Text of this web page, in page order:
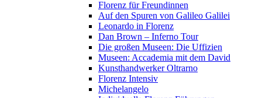
Florenz für Freundinnen
Auf den Spuren von Galileo Galilei
Leonardo in Florenz
Dan Brown – Inferno Tour
Die großen Museen: Die Uffizien
Museen: Accademia mit dem David
Kunsthandwerker Oltrarno
Florenz Intensiv
Michelangelo